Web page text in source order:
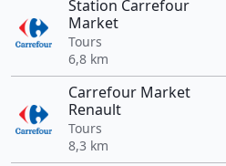
Station Carrefour
Market
Tours
6,8 km
Carrefour Market
Renault
Tours
8,3 km